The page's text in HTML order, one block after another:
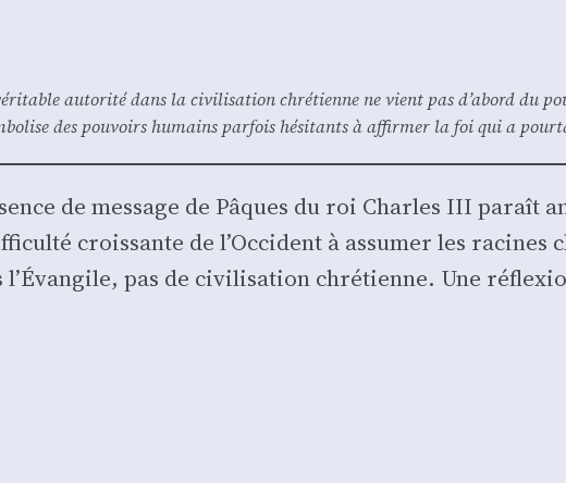
auto­ri­té dans la civi­li­sa­tion chré­tienne ne vient pas d’abord du
des pou­voirs humains par­fois hési­tants à affir­mer la foi qui a
de mes­sage de Pâques du roi Charles III paraît
crois­sante de l’Occident à assu­mer les
l’Évangile, pas de civi­li­sa­tion chré­tienne. Une